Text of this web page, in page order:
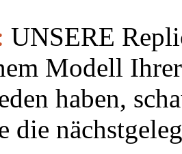
UNSERE
Modell
haben,
die